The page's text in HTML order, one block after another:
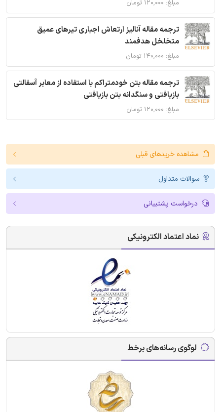
مبلغ: ۱۲۰,۰۰۰ تومان
ترجمه مقاله آنالیز ارتعاش اجباری تیرهای عمیق
متخلخل هدفمند
مبلغ: ۱۴۰,۰۰۰ تومان
ترجمه مقاله بتن خودمتراکم با استفاده از معابر آسفالتی
بازیافتی و سنگدانه بتن بازیافتی
مبلغ: ۱۲۰,۰۰۰ تومان
مشاهده خریدهای قبلی
سوالات متداول
درخواست پشتیبانی
نماد اعتماد الکترونیکی
لوگوی رسانه‌های برخط